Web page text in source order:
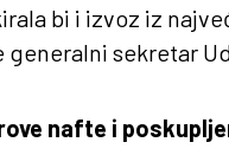
bi i izvoz iz
generalni sekretar
nafte i